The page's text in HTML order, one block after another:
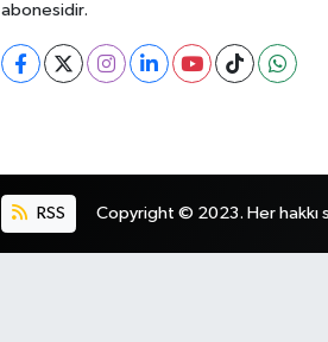
abonesidir.
RSS Copyright © 2023. Her hakkı